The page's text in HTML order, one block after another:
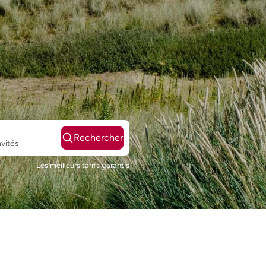
Rechercher
Les meilleurs tarifs garantis